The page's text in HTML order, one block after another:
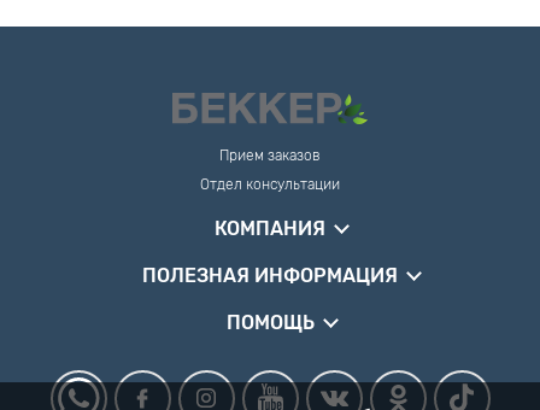
Прием заказов
Отдел консультации
КОМПАНИЯ
ПОЛЕЗНАЯ ИНФОРМАЦИЯ
ПОМОЩЬ